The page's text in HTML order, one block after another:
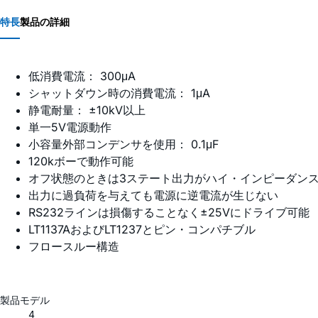
特長製品の詳細
低消費電流： 300μA
シャットダウン時の消費電流： 1μA
静電耐量： ±10kV以上
単一5V電源動作
小容量外部コンデンサを使用： 0.1μF
120kボーで動作可能
オフ状態のときは3ステート出力がハイ・インピーダン
出力に過負荷を与えても電源に逆電流が生じない
RS232ラインは損傷することなく±25Vにドライブ可能
LT1137AおよびLT1237とピン・コンパチブル
フロースルー構造
製品モデル
4